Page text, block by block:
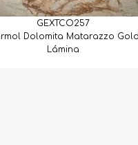
MICAR218
Blanco Carrara 30Xllx1.5